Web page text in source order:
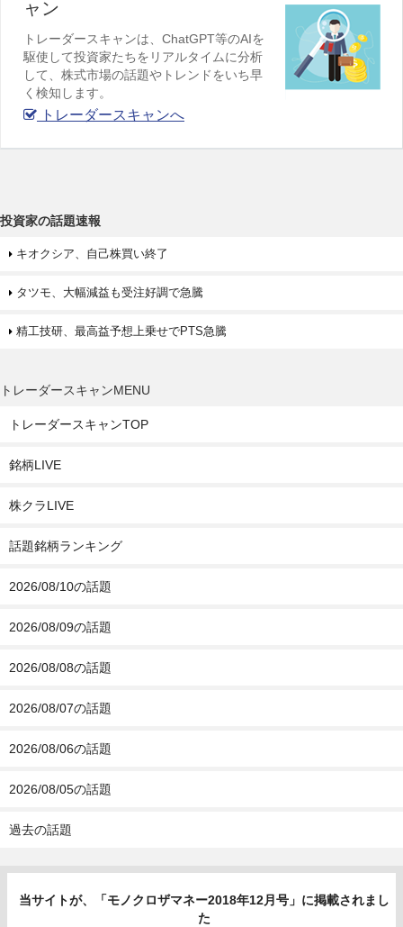
ャン
トレーダースキャンは、ChatGPT等のAIを
駆使して投資家たちをリアルタイムに分析
して、株式市場の話題やトレンドをいち早
く検知します。
トレーダースキャンへ
投資家の話題速報
キオクシア、自己株買い終了
タツモ、大幅減益も受注好調で急騰
精工技研、最高益予想上乗せでPTS急騰
トレーダースキャンMENU
トレーダースキャンTOP
銘柄LIVE
株クラLIVE
話題銘柄ランキング
2026/08/10の話題
2026/08/09の話題
2026/08/08の話題
2026/08/07の話題
2026/08/06の話題
2026/08/05の話題
過去の話題
当サイトが、「モノクロザマネー2018年12月号」に掲載されまし
た